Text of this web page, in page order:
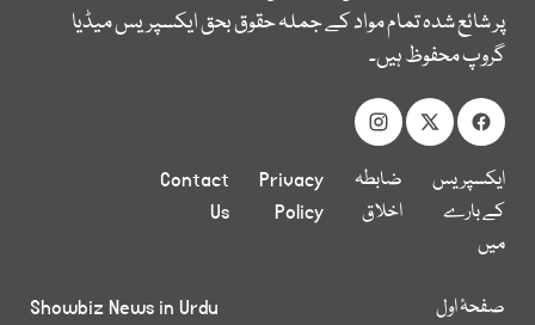
پر شائع شدہ تمام مواد کے جملہ حقوق بحق ایکسپریس میڈیا
گروپ محفوظ ہیں۔
ایکسپریس
کے بارے
میں
ضابطہ
اخلاق
Privacy
Policy
Contact
Us
صفحۂ اول
Showbiz News in Urdu